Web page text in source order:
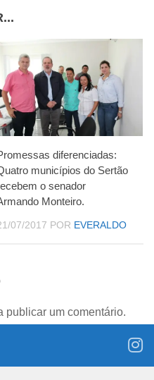
diferenciadas:
municípios do Sertão
o senador
Monteiro.
07/2017 POR EVERALDO
publicar um comentário.